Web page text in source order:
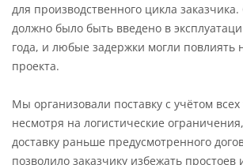
для производственного цикла
должно было быть введено в
года, и любые задержки могли повлиять
проекта.
Мы организовали поставку с учётом
несмотря на логистические
доставку раньше предусмотренного
позволило заказчику избежать